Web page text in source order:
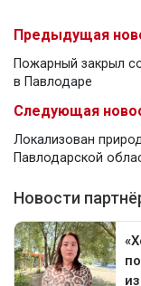
Предыдущая
Пожарный закрыл
в Павлодаре
Следующая
Локализован
Павлодарской